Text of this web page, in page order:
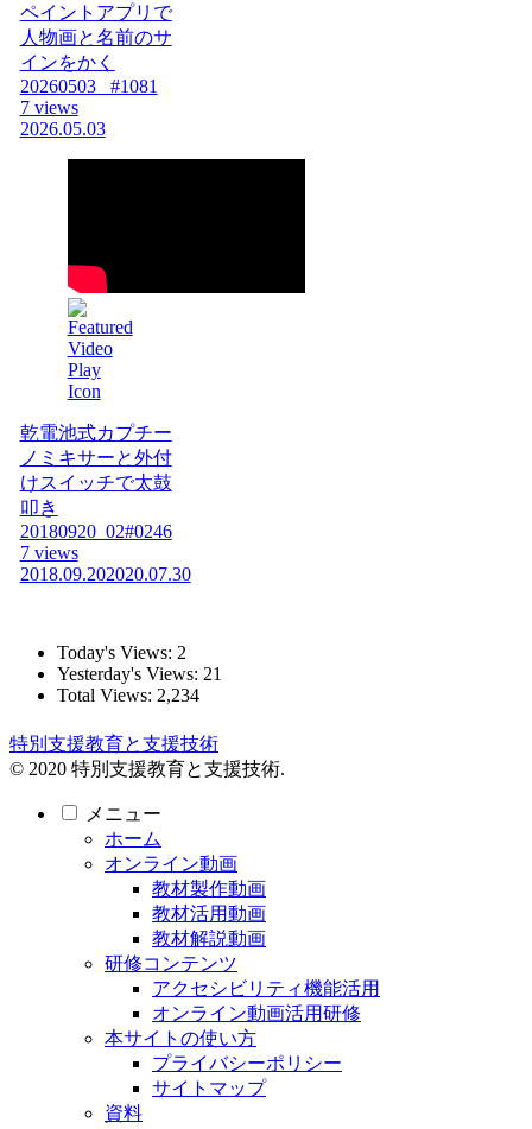
ペイントアプリで
人物画と名前のサ
インをかく
20260503_ #1081
7 views
2026.05.03
乾電池式カプチー
ノミキサーと外付
けスイッチで太鼓
叩き
20180920_02#0246
7 views
2018.09.202020.07.30
Today's Views: 2
Yesterday's Views: 21
Total Views: 2,234
特別支援教育と支援技術
© 2020 特別支援教育と支援技術.
メニュー
ホーム
オンライン動画
教材製作動画
教材活用動画
教材解説動画
研修コンテンツ
アクセシビリティ機能活用
オンライン動画活用研修
本サイトの使い方
プライバシーポリシー
サイトマップ
資料